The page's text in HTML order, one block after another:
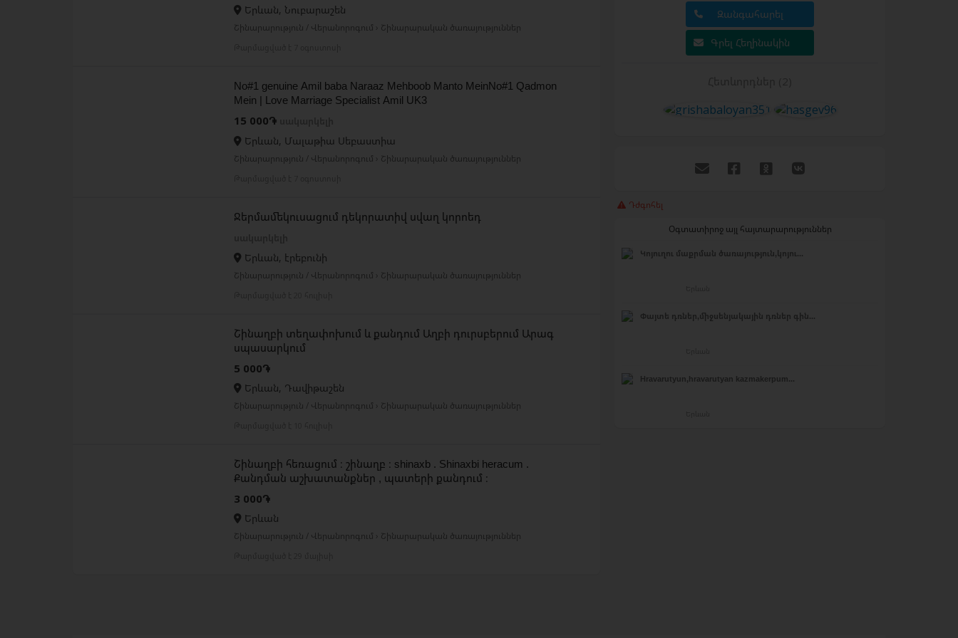
Երևան, Նուբարաշեն
Շինարարություն / Վերանորոգում › Շինարարական ծառայություններ
No#1 genuine Amil baba Naraaz Mehboob Manto MeinNo#1 Qadmon
Mein | Love Marriage Specialist Amil UK3
15 000֏
Երևան, Մալաթիա Սեբաստիա
Շինարարություն / Վերանորոգում › Շինարարական ծառայություններ
Ջերմամեկուսացում դեկորատիվ սվաղ կորոեդ
Երևան, էրեբունի
Շինարարություն / Վերանորոգում › Շինարարական ծառայություններ
Շինաղբի տեղափոխում և քանդում Աղբի դուրսբերում Արագ
սպասարկում
5 000֏
Երևան, Դավիթաշեն
Շինարարություն / Վերանորոգում › Շինարարական ծառայություններ
Շինաղբի հեռացում ։ շինաղբ ։ shinaxb . Shinaxbi heracum .
Քանդման աշխատանքներ , պատերի քանդում ։
3 000֏
Երևան
Շինարարություն / Վերանորոգում › Շինարարական ծառայություններ
Զանգահարել
Գրել Հեղինակին
Դժգոհել
Օգտատիրոջ այլ հայտարարություններ
Կոյուղու մաքրման ծառայություն,կոյու...
Փայտե դռներ,միջսենյակային դռներ գին...
Hravarutyun,hravarutyan kazmakerpum...